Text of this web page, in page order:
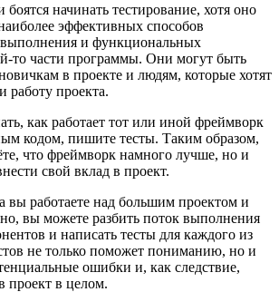
начинать тестирование, хотя оно
эффективных способов
и функциональных
то части программы. Они могут быть
в проекте и людям, которые хотят
работу проекта.
как работает тот или иной фреймворк
кодом, пишите тесты. Таким образом,
что фреймворк намного лучше, но и
свой вклад в проект.
вы работаете над большим проектом и
вы можете разбить поток выполнения
и написать тесты для каждого из
не только поможет пониманию, но и
ошибки и, как следствие,
проект в целом.